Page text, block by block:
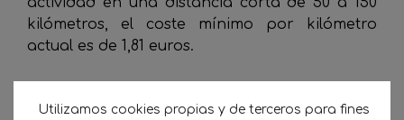
kilómetros, el coste mínimo por kilómetro
actual es de 1,81 euros.
importe mínimo a percibir en el
Utilizamos cookies propias y de terceros para fines